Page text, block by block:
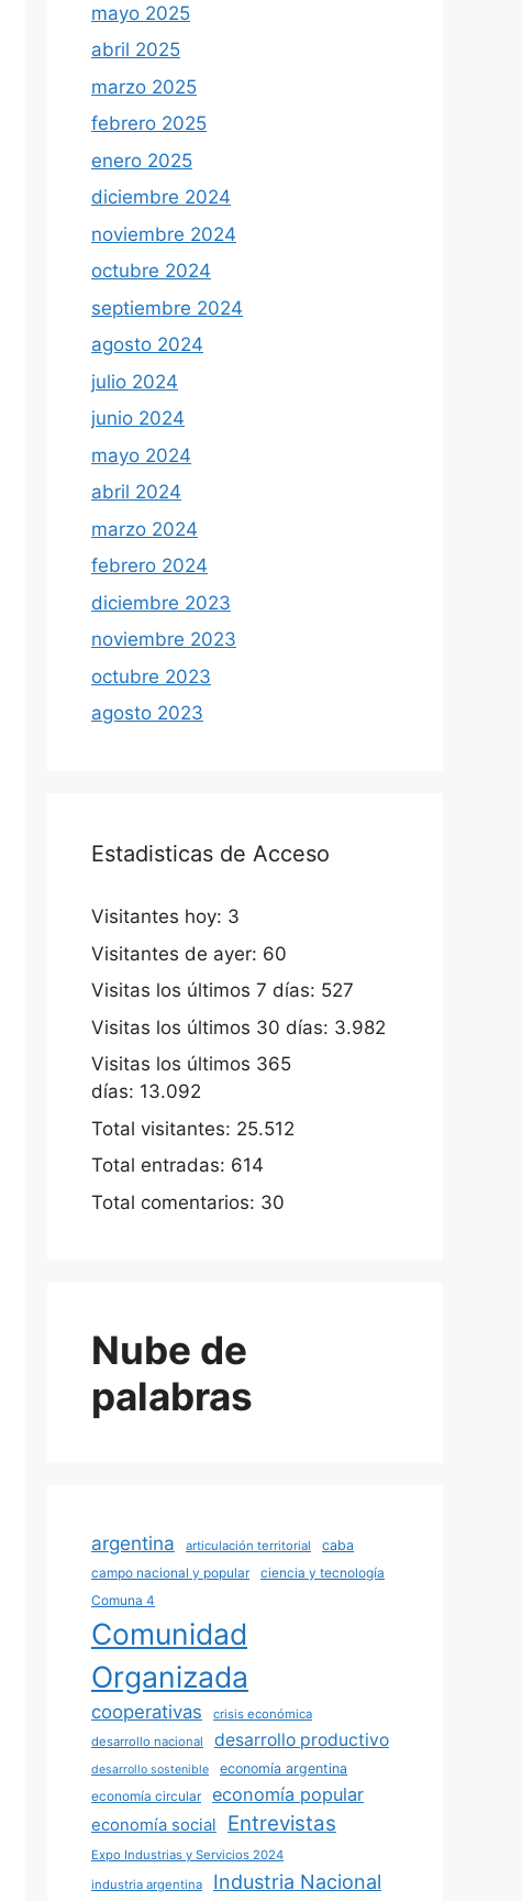
mayo 2025
abril 2025
marzo 2025
febrero 2025
enero 2025
diciembre 2024
noviembre 2024
octubre 2024
septiembre 2024
agosto 2024
julio 2024
junio 2024
mayo 2024
abril 2024
marzo 2024
febrero 2024
diciembre 2023
noviembre 2023
octubre 2023
agosto 2023
Estadisticas de Acceso
Visitantes hoy: 3
Visitantes de ayer: 60
Visitas los últimos 7 días: 527
Visitas los últimos 30 días: 3.982
Visitas los últimos 365
días: 13.092
Total visitantes: 25.512
Total entradas: 614
Total comentarios: 30
Nube de
palabras
argentina articulación territorial
caba
campo nacional y popular
ciencia y tecnología
Comuna 4
Comunidad
Organizada
cooperativas
crisis económica
desarrollo nacional
desarrollo productivo
desarrollo sostenible
economía argentina
economía circular
economía popular
economía social Entrevistas
Expo Industrias y Servicios 2024
industria argentina
Industria Nacional